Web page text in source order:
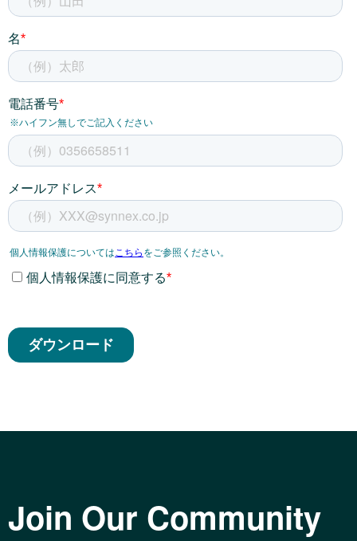
Join Our Community